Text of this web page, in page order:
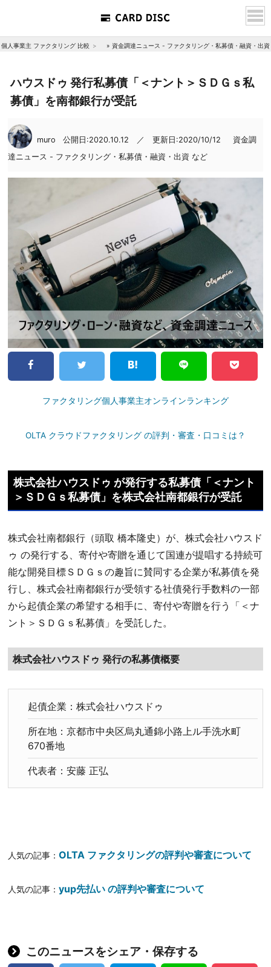
個人事業主 ファクタリング 比較 » 資金調達ニュース - ファクタリング・私募債・融資・出
ハウスドゥ 発行私募債「＜ナント＞ＳＤＧｓ私
募債」を南都銀行が受託
muro 公開日:2020.10.12 ／ 更新日:2020/10/12
資金調
達ニュース - ファクタリング・私募債・融資・出資 など
ファクタリング個人事業主オンラインランキング
OLTA クラウドファクタリング の評判・審査・口コミは？
株式会社ハウスドゥ が発行する私募債「＜ナント
＞ＳＤＧｓ私募債」を株式会社南都銀行が受託
株式会社南都銀行（頭取 橋本隆史）が、株式会社ハウスド
ゥ の発行する、寄付や寄贈を通じて国連が提唱する持続可
能な開発目標ＳＤＧｓの趣旨に賛同する企業が私募債を発
行し、株式会社南都銀行が受領する社債発行手数料の一部
から起債企業の希望する相手に、寄付や寄贈を行う「＜ナ
ント＞ＳＤＧｓ私募債」を受託した。
株式会社ハウスドゥ 発行の私募債概要
起債企業：株式会社ハウスドゥ
所在地：京都市中央区烏丸通錦小路上ル手洗水町
670番地
代表者：安藤 正弘
人気の記事：OLTA ファクタリングの評判や審査について
人気の記事：yup先払い の評判や審査について
このニュースをシェア・保存する